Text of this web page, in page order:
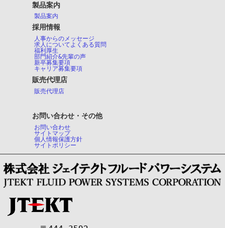
製品案内
製品案内
採用情報
人事からのメッセージ
求人についてよくある質問
福利厚生
部門紹介&先輩の声
新卒募集要項
キャリア募集要項
販売代理店
販売代理店
お問い合わせ・その他
お問い合わせ
サイトマップ
個人情報保護方針
サイトポリシー